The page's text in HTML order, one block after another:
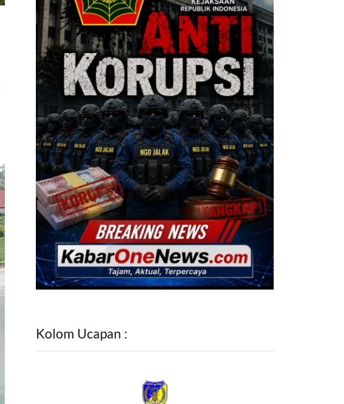
Kolom Ucapan :